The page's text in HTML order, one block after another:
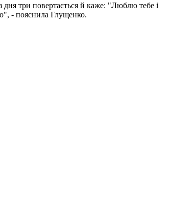
три повертається й каже: "Люблю тебе і
- пояснила Глущенко.